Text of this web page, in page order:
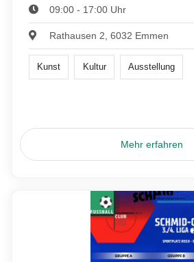
09:00 - 17:00 Uhr
Rathausen 2, 6032 Emmen
Kunst Kultur Ausstellung
Mehr erfahren